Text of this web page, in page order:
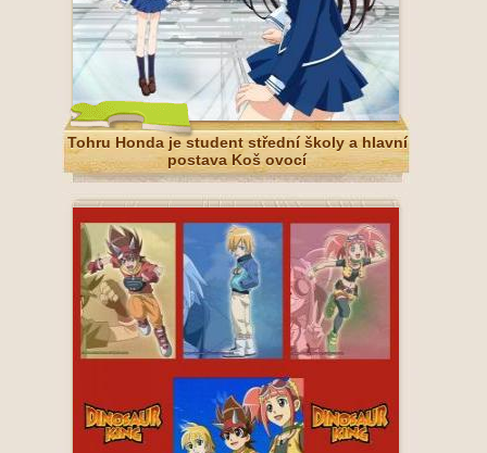
Tohru Honda je student střední školy a hlavní
postava Koš ovocí